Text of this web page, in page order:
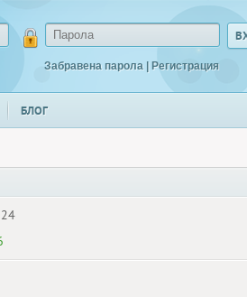
Забравена парола | Регистрация
БЛОГ